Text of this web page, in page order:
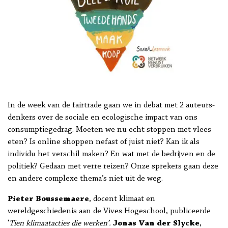
In de week van de fairtrade gaan we in debat met 2 auteurs-
denkers over de sociale en ecologische impact van ons
consumptiegedrag. Moeten we nu echt stoppen met vlees
eten? Is online shoppen nefast of juist niet? Kan ik als
individu het verschil maken? En wat met de bedrijven en de
politiek? Gedaan met verre reizen? Onze sprekers gaan deze
en andere complexe thema’s niet uit de weg.
Pieter Boussemaere, docent klimaat en
wereldgeschiedenis aan de Vives Hogeschool, publiceerde
‘Tien klimaatacties die werken’. Jonas Van der Slycke,